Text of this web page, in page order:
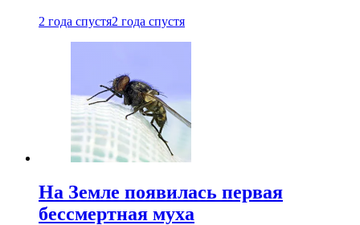
2 года спустя2 года спустя
На Земле появилась первая
бессмертная муха